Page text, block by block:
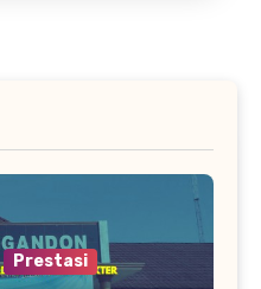
Prestasi